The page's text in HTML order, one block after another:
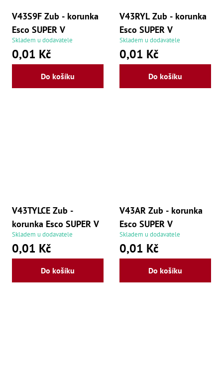
V43S9F Zub - korunka
Esco SUPER V
Skladem u dodavatele
0,01 Kč
Do košíku
V43RYL Zub - korunka
Esco SUPER V
Skladem u dodavatele
0,01 Kč
Do košíku
V43TYLCE Zub -
korunka Esco SUPER V
Skladem u dodavatele
0,01 Kč
Do košíku
V43AR Zub - korunka
Esco SUPER V
Skladem u dodavatele
0,01 Kč
Do košíku